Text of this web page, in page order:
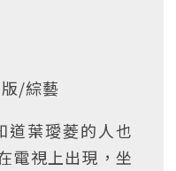
/綜藝
道葉璦菱的人也
電視上出現，坐